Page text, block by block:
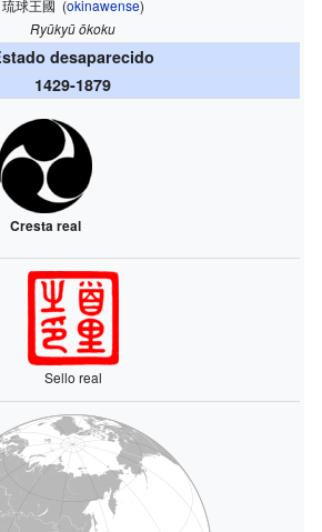
琉球王國 (okinawense)
Ryūkyū ōkoku
desaparecido
1429-1879
Cresta real
Sello real